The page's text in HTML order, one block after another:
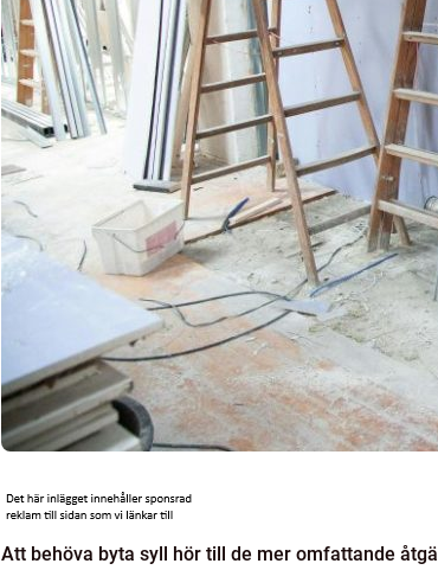
Att behöva byta syll hör till de mer omfattande